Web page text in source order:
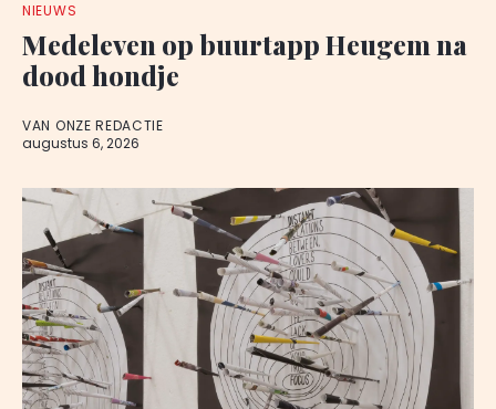
NIEUWS
Medeleven op buurtapp Heugem na
dood hondje
VAN ONZE REDACTIE
augustus 6, 2026